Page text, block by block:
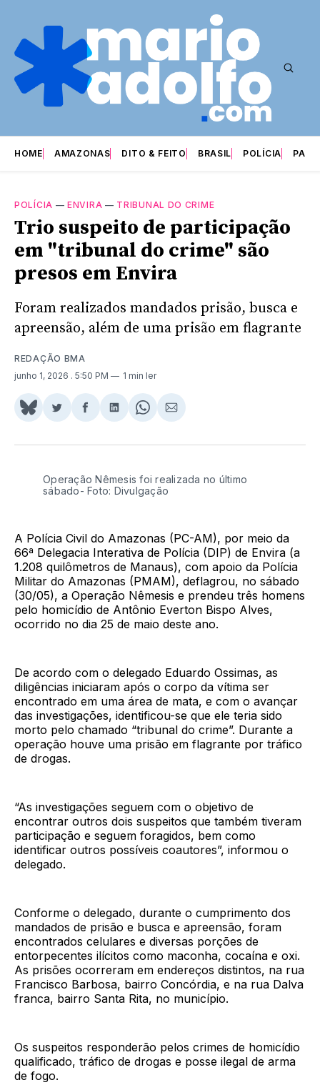
HOME AMAZONAS DITO & FEITO BRASIL POLÍCIA
POLÍCIA —ENVIRA — TRIBUNAL DO CRIME
Trio suspeito de participação
em "tribunal do crime" são
presos em Envira
Foram realizados mandados prisão, busca e
apreensão, além de uma prisão em flagrante
REDAÇÃO BMA
junho 1, 2026 . 5:50 PM 1 min ler
Share
BlueSky
Compartilhar
Twitter
Compartilhar
Facebook
Compartilhar
LinkedIn
Share
WhatsApp
Compartilhar
Email
Operação Nêmesis foi realizada no último
sábado- Foto: Divulgação
A Polícia Civil do Amazonas (PC-AM), por meio da
66ª Delegacia Interativa de Polícia (DIP) de Envira (a
1.208 quilômetros de Manaus), com apoio da Polícia
Militar do Amazonas (PMAM), deflagrou, no sábado
(30/05), a Operação Nêmesis e prendeu três homens
pelo homicídio de Antônio Everton Bispo Alves,
ocorrido no dia 25 de maio deste ano.
De acordo com o delegado Eduardo Ossimas, as
diligências iniciaram após o corpo da vítima ser
encontrado em uma área de mata, e com o avançar
das investigações, identificou-se que ele teria sido
morto pelo chamado “tribunal do crime”. Durante a
operação houve uma prisão em flagrante por tráfico
de drogas.
“As investigações seguem com o objetivo de
encontrar outros dois suspeitos que também tiveram
participação e seguem foragidos, bem como
identificar outros possíveis coautores”, informou o
delegado.
Conforme o delegado, durante o cumprimento dos
mandados de prisão e busca e apreensão, foram
encontrados celulares e diversas porções de
entorpecentes ilícitos como maconha, cocaína e oxi.
As prisões ocorreram em endereços distintos, na rua
Francisco Barbosa, bairro Concórdia, e na rua Dalva
franca, bairro Santa Rita, no município.
Os suspeitos responderão pelos crimes de homicídio
qualificado, tráfico de drogas e posse ilegal de arma
de fogo.